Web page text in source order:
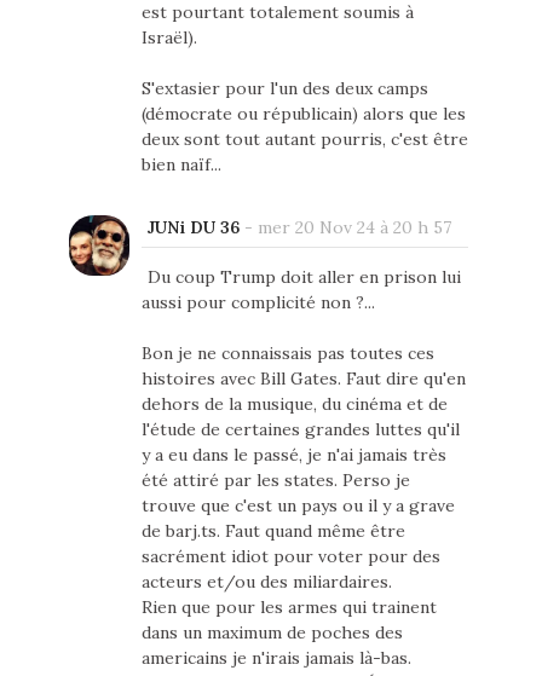
est pourtant totalement soumis à
Israël).
S'extasier pour l'un des deux camps
(démocrate ou républicain) alors que les
deux sont tout autant pourris, c'est être
bien naïf...
JUNi DU 36- mer 20 Nov 24 à 20 h 57
Du coup Trump doit aller en prison lui
aussi pour complicité non ?...
Bon je ne connaissais pas toutes ces
histoires avec Bill Gates. Faut dire qu'en
dehors de la musique, du cinéma et de
l'étude de certaines grandes luttes qu'il
y a eu dans le passé, je n'ai jamais très
été attiré par les states. Perso je
trouve que c'est un pays ou il y a grave
de barj.ts. Faut quand même être
sacrément idiot pour voter pour des
acteurs et/ou des miliardaires.
Rien que pour les armes qui trainent
dans un maximum de poches des
americains je n'irais jamais là-bas.